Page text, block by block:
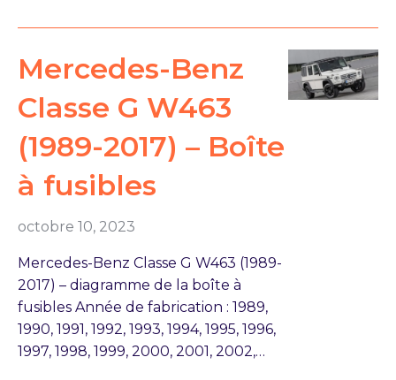
Mercedes-Benz
Classe G W463
(1989-2017) – Boîte
à fusibles
octobre 10, 2023
Mercedes-Benz Classe G W463 (1989-
2017) – diagramme de la boîte à
fusibles Année de fabrication : 1989,
1990, 1991, 1992, 1993, 1994, 1995, 1996,
1997, 1998, 1999, 2000, 2001, 2002,…